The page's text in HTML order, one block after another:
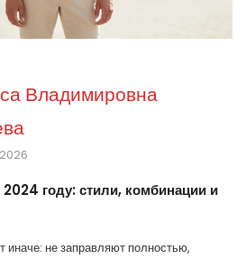
Владимировна
году: стили, комбинации и
иначе: не заправляют полностью,